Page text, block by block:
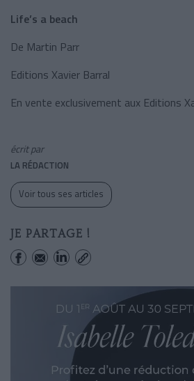
Life’s a beach
De Martin Parr
Editions Xavier Barral
En vente exclusivement aux Editions
écrit par
LA RÉDACTION
Voir tous ses articles
JE PARTAGE !